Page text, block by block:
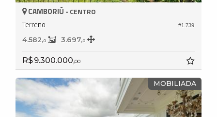
#1.739
CAMBORIÚ - CENTRO
Terreno
4.582,0 3.697,0
R$ 9.300.000,00
MOBILIADA